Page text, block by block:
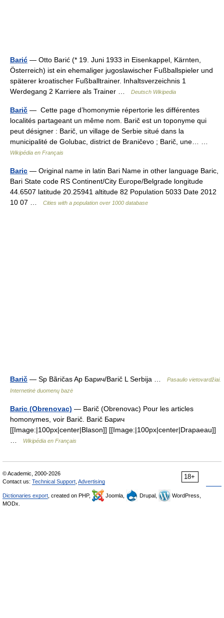
Barić — Otto Barić (* 19. Juni 1933 in Eisenkappel, Kärnten,
Österreich) ist ein ehemaliger jugoslawischer Fußballspieler und
späterer kroatischer Fußballtrainer. Inhaltsverzeichnis 1
Werdegang 2 Karriere als Trainer …
Deutsch Wikipedia
Barič — Cette page d’homonymie répertorie les différentes
localités partageant un même nom. Barič est un toponyme qui
peut désigner : Barič, un village de Serbie situé dans la
municipalité de Golubac, district de Braničevo ; Barič, une… …
Wikipédia en Français
Baric — Original name in latin Bari Name in other language Baric,
Bari State code RS Continent/City Europe/Belgrade longitude
44.6507 latitude 20.25941 altitude 82 Population 5033 Date 2012
10 07 …
Cities with a population over 1000 database
Barič — Sp Bãričas Ap Барич/Barič L Serbija …
Pasaulio vietovardžiai.
Internetinė duomenų bazė
Baric (Obrenovac) — Barič (Obrenovac) Pour les articles
homonymes, voir Barič. Barič Барич
[[Image:|100px|center|Blason]] [[Image:|100px|center|Drapaeau]]
…
Wikipédia en Français
18+
© Academic, 2000-2026
Contact us: Technical Support Advertising
Dictionaries export , created on PHP, Joomla, Drupal,
WordPress,
MODx.